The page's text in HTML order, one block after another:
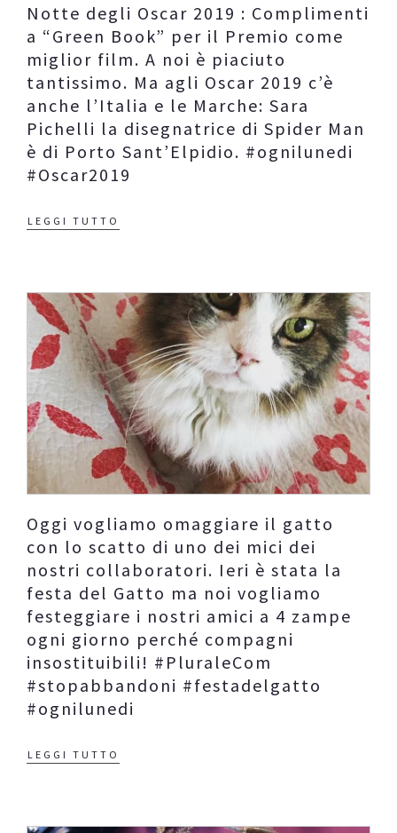
Contatti
Raffaele Gerardi
Notte degli Oscar 2019 : Complimenti
a “Green Book” per il Premio come
miglior film. A noi è piaciuto
tantissimo. Ma agli Oscar 2019 c’è
anche l’Italia e le Marche: Sara
Pichelli la disegnatrice di Spider Man
è di Porto Sant’Elpidio. #ognilunedi
#Oscar2019
LEGGI TUTTO
Oggi vogliamo omaggiare il gatto
con lo scatto di uno dei mici dei
nostri collaboratori. Ieri è stata la
festa del Gatto ma noi vogliamo
festeggiare i nostri amici a 4 zampe
ogni giorno perché compagni
insostituibili! #PluraleCom
#stopabbandoni #festadelgatto
#ognilunedi
LEGGI TUTTO